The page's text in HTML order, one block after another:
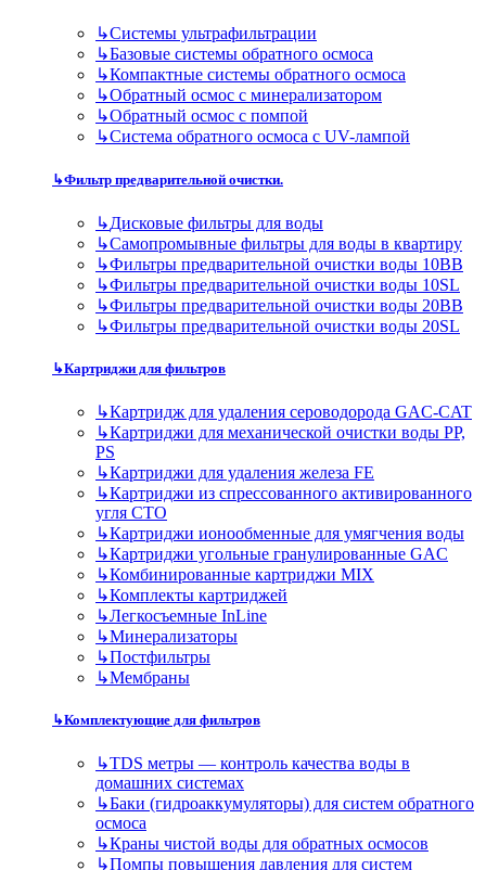
↳Cистемы ультрафильтрации
↳Базовые системы обратного осмоса
↳Компактные системы обратного осмоса
↳Обратный осмос с минерализатором
↳Обратный осмос с помпой
↳Система обратного осмоса с UV-лампой
↳Фильтр предварительной очистки.
↳Дисковые фильтры для воды
↳Самопромывные фильтры для воды в квартиру
↳Фильтры предварительной очистки воды 10BB
↳Фильтры предварительной очистки воды 10SL
↳Фильтры предварительной очистки воды 20BB
↳Фильтры предварительной очистки воды 20SL
↳Картриджи для фильтров
↳Картридж для удаления сероводорода GAC-CAT
↳Картриджи для механической очистки воды PP,
PS
↳Картриджи для удаления железа FE
↳Картриджи из спрессованного активированного
угля CTO
↳Картриджи ионообменные для умягчения воды
↳Картриджи угольные гранулированные GAC
↳Комбинированные картриджи MIX
↳Комплекты картриджей
↳Легкосъемные InLine
↳Минерализаторы
↳Постфильтры
↳Мембраны
↳Комплектующие для фильтров
↳TDS метры — контроль качества воды в
домашних системах
↳Баки (гидроаккумуляторы) для систем обратного
осмоса
↳Краны чистой воды для обратных осмосов
↳Помпы повышения давления для систем